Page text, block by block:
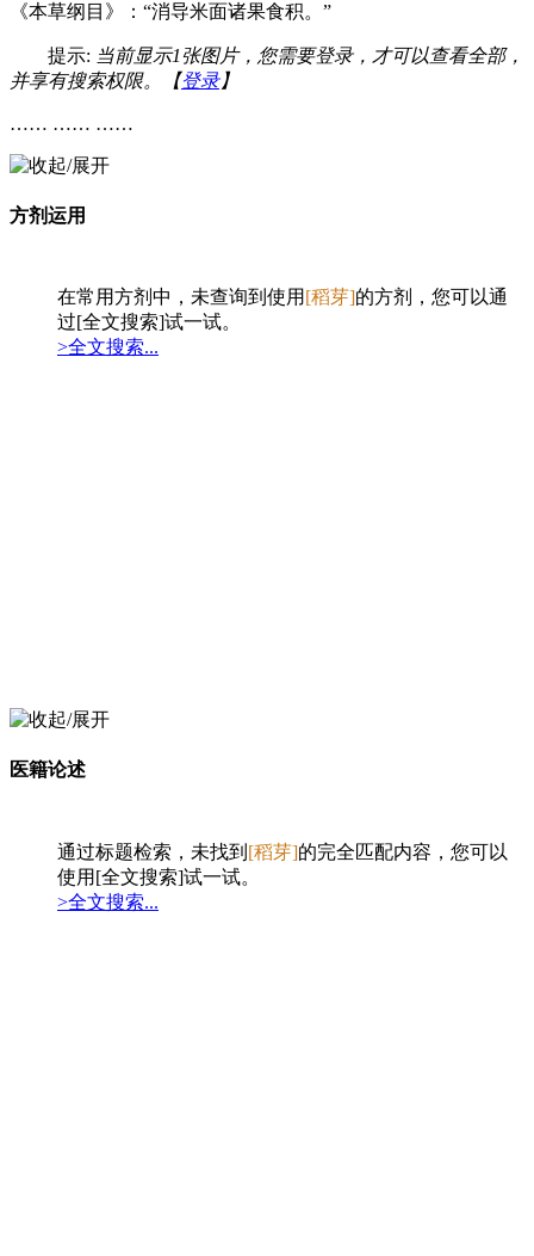
《本草纲目》：“消导米面诸果食积。”
提示: 当前显示1张图片，您需要登录，才可以查看全部，
并享有搜索权限。【登录】
…… …… ……
方剂运用
在常用方剂中，未查询到使用 [稻芽]的方剂，您可以通
过[全文搜索]试一试。
>全文搜索...
医籍论述
通过标题检索，未找到 [稻芽]的完全匹配内容，您可以
使用[全文搜索]试一试。
>全文搜索...